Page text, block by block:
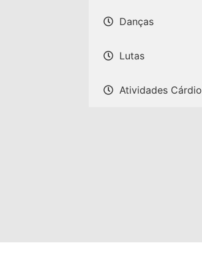
Danças
Lutas
Atividades Cárdio